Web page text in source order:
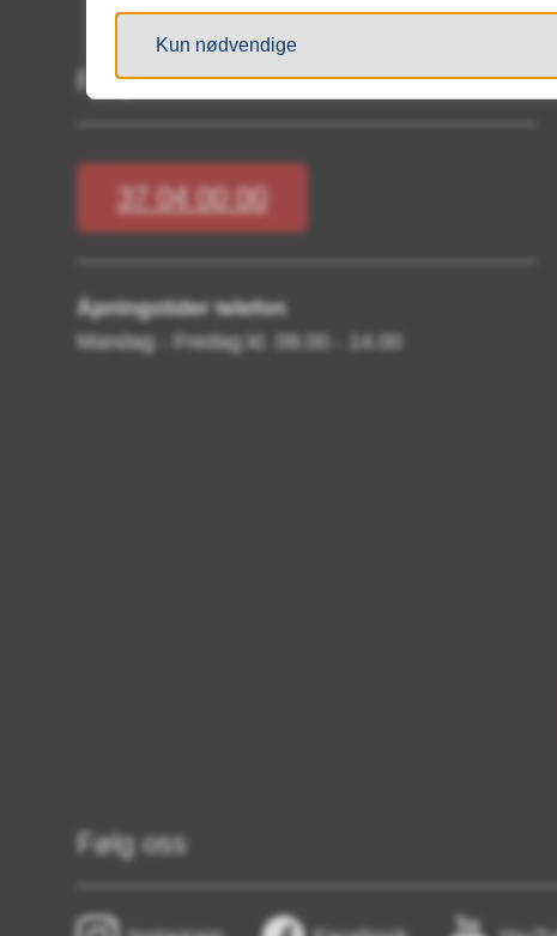
Ring oss
37 04 00 00
Åpningstider telefon
Mandag - Fredag kl. 09.00 - 14.00
Følg oss
Kun nødvendige